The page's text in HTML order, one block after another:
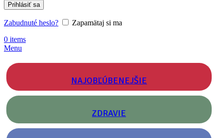
Prihlásiť sa
Zabudnuté heslo?
Zapamätaj si ma
0 items
Menu
NAJOBĽÚBENEJŠIE
ZDRAVIE